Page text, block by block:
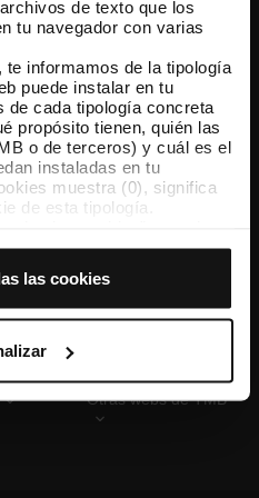
de texto que los
tu navegador con varias
te informamos de la tipología
puede instalar en tu
de cada tipología concreta
propósito tienen, quién las
o de terceros) y cuál es el
instaladas en tu
muestra (0), significa
de esta tipología.
en tu navegador.
indicar si quieres que se
esa clase.
tus preferencias, debes
Así se instalarán
selecciones las cookies
recordar tus
el idioma) y mejoran tu
las cookies
tus billetes
Play
Otras webs de TMB